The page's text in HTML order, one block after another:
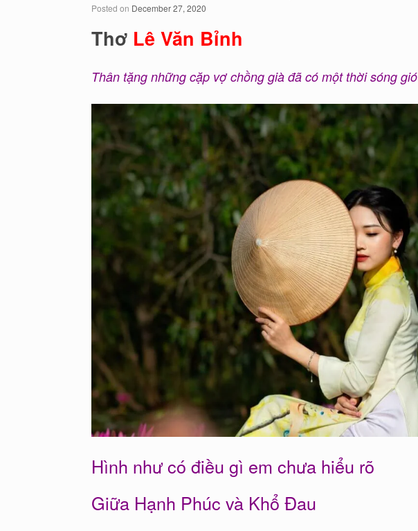
Posted on December 27, 2020
Thơ Lê Văn Bỉnh
Thân tặng những cặp vợ chồng già đã có một thời sóng gió
Hình như có điều gì em chưa hiểu rõ
Giữa Hạnh Phúc và Khổ Đau